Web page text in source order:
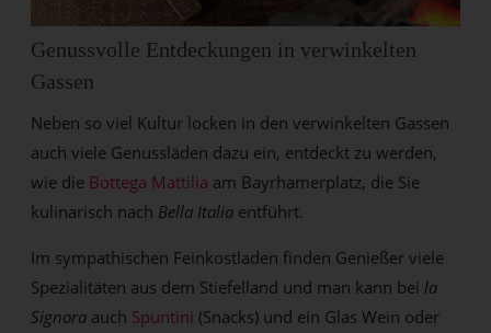
Genussvolle Entdeckungen in verwinkelten
Gassen
Neben so viel Kultur locken in den verwinkelten Gassen
auch viele Genussläden dazu ein, entdeckt zu werden,
wie die Bottega Mattilia am Bayrhamerplatz, die Sie
kulinarisch nach Bella Italia entführt.
Im sympathischen Feinkostladen finden Genießer viele
Spezialitäten aus dem Stiefelland und man kann bei la
Signora auch Spuntini (Snacks) und ein Glas Wein oder